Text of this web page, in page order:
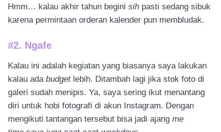
Hmm… kalau akhir tahun begini sih pasti sedang sibuk
karena permintaan orderan kalender pun membludak.
#2. Ngafe
Kalau ini adalah kegiatan yang biasanya saya lakukan
kalau ada budget lebih. Ditambah lagi jika stok foto di
galeri sudah menipis. Ya, saya sering ikut menantang
diri untuk hobi fotografi di akun Instagram. Dengan
mengikuti tantangan tersebut bisa jadi ajang me